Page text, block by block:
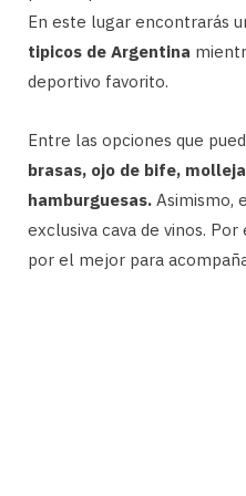
En este lugar encontrarás
tipicos de Argentina
deportivo favorito.
Entre las opciones que
brasas, ojo de bife,
hamburguesas. Asimismo,
exclusiva cava de vinos.
por el mejor para